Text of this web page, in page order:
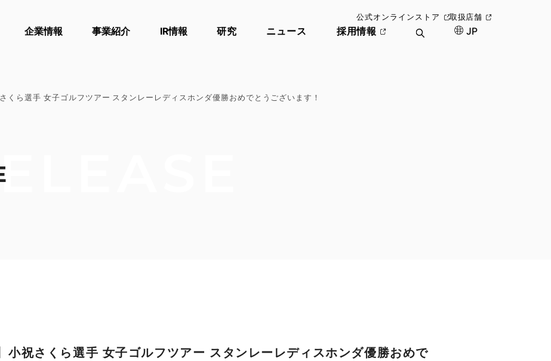
公式オンラインストア 取扱店舗
企業情報 事業紹介 IR情報 研究 ニュース 採用情報 JP
くら選手 女子ゴルフツアー スタンレーレディスホンダ優勝おめでとうございます！
小祝さくら選手 女子ゴルフツアー スタンレーレディスホンダ優勝おめで